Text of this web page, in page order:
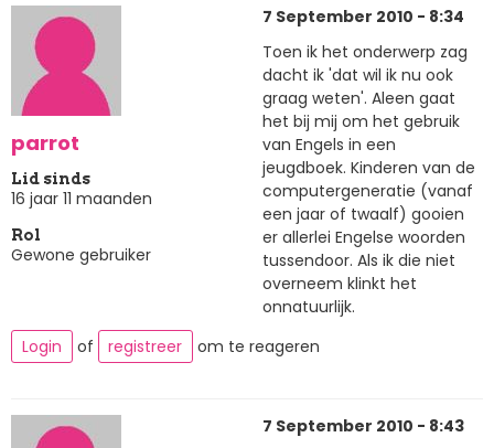
parrot
Lid sinds
16 jaar 11 maanden
Rol
Gewone gebruiker
7 September 2010 - 8:34
Toen ik het onderwerp zag
dacht ik 'dat wil ik nu ook
graag weten'. Aleen gaat
het bij mij om het gebruik
van Engels in een
jeugdboek. Kinderen van de
computergeneratie (vanaf
een jaar of twaalf) gooien
er allerlei Engelse woorden
tussendoor. Als ik die niet
overneem klinkt het
onnatuurlijk.
Login
of registreer om te reageren
7 September 2010 - 8:43